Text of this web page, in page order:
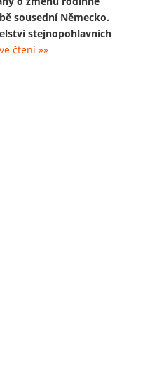
sousední Německo.
stejnopohlavních
čtení »»